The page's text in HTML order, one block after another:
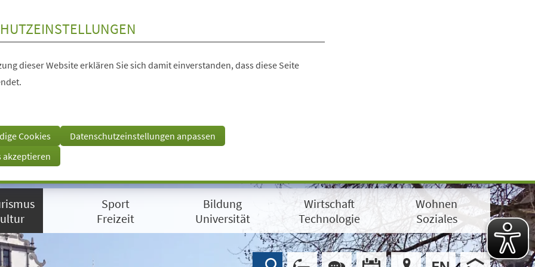
dieser Website erklären Sie sich damit einverstanden, dass diese Seite
Cookies
Datenschutzeinstellungen anpassen
akzeptieren
Sport
Freizeit
Bildung
Universität
Wirtschaft
Technologie
Wohnen
Soziales